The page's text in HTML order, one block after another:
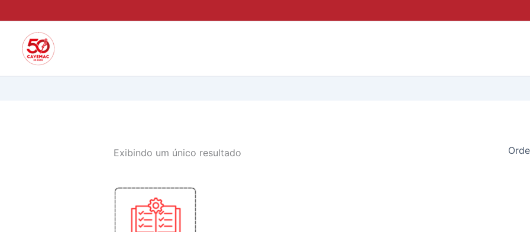
para
conteúdo
Exibindo um único resultado